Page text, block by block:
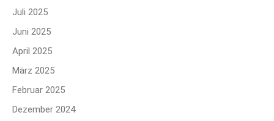
Juli 2025
Juni 2025
April 2025
März 2025
Februar 2025
Dezember 2024